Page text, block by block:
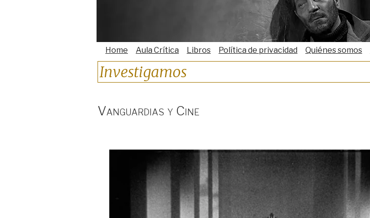
Home Aula Crítica Libros Política de privacidad Quiénes somos
Investigamos
Vanguardias y Cine